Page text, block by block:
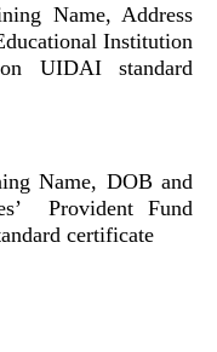
Name, Address
Institution
UIDAI standard
Name, DOB and
Provident Fund
certificate